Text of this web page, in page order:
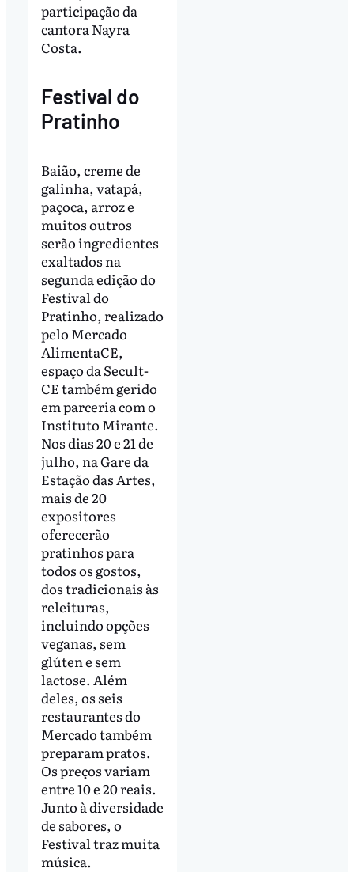
participação da
cantora Nayra
Costa.
Festival do
Pratinho
Baião, creme de
galinha, vatapá,
paçoca, arroz e
muitos outros
serão ingredientes
exaltados na
segunda edição do
Festival do
Pratinho, realizado
pelo Mercado
AlimentaCE,
espaço da Secult-
CE também gerido
em parceria com o
Instituto Mirante.
Nos dias 20 e 21 de
julho, na Gare da
Estação das Artes,
mais de 20
expositores
oferecerão
pratinhos para
todos os gostos,
dos tradicionais às
releituras,
incluindo opções
veganas, sem
glúten e sem
lactose. Além
deles, os seis
restaurantes do
Mercado também
preparam pratos.
Os preços variam
entre 10 e 20 reais.
Junto à diversidade
de sabores, o
Festival traz muita
música.